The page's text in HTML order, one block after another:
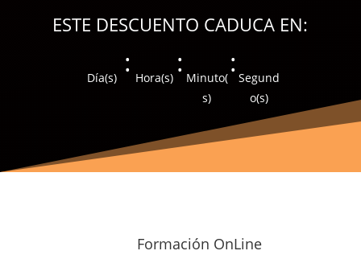
ESTE DESCUENTO CADUCA EN:
Día(s) : Hora(s) : Minuto(
s)
: Segund
o(s)
Formación OnLine